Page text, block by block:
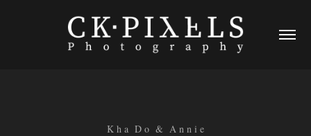
K h a D o & A n n i e